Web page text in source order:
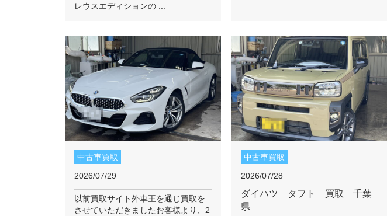
レウスエディションの ...
中古車買取
2026/07/29
以前買取サイト外車王を通じ買取を
させていただきましたお客様より、2
中古車買取
2026/07/28
ダイハツ タフト 買取 千葉
県